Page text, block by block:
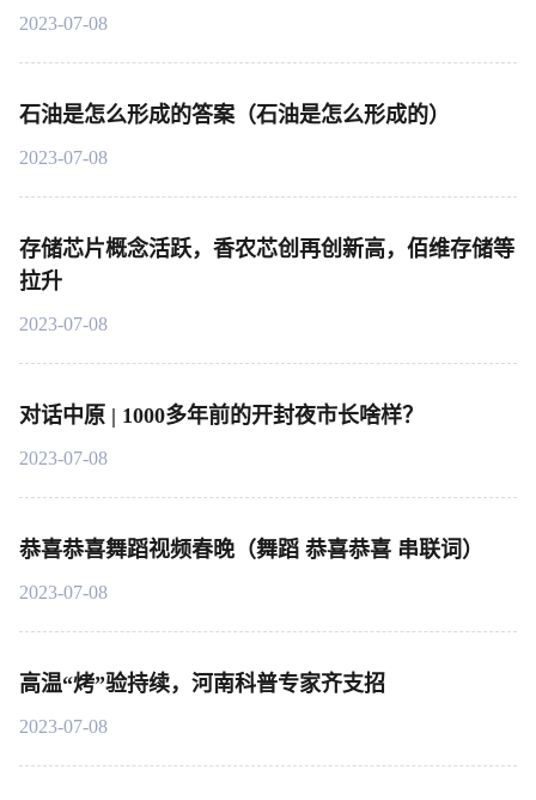
2023-07-08
石油是怎么形成的答案（石油是怎么形成的）
2023-07-08
存储芯片概念活跃，香农芯创再创新高，佰维存储等
拉升
2023-07-08
对话中原 | 1000多年前的开封夜市长啥样？
2023-07-08
恭喜恭喜舞蹈视频春晚（舞蹈 恭喜恭喜 串联词）
2023-07-08
高温“烤”验持续，河南科普专家齐支招
2023-07-08